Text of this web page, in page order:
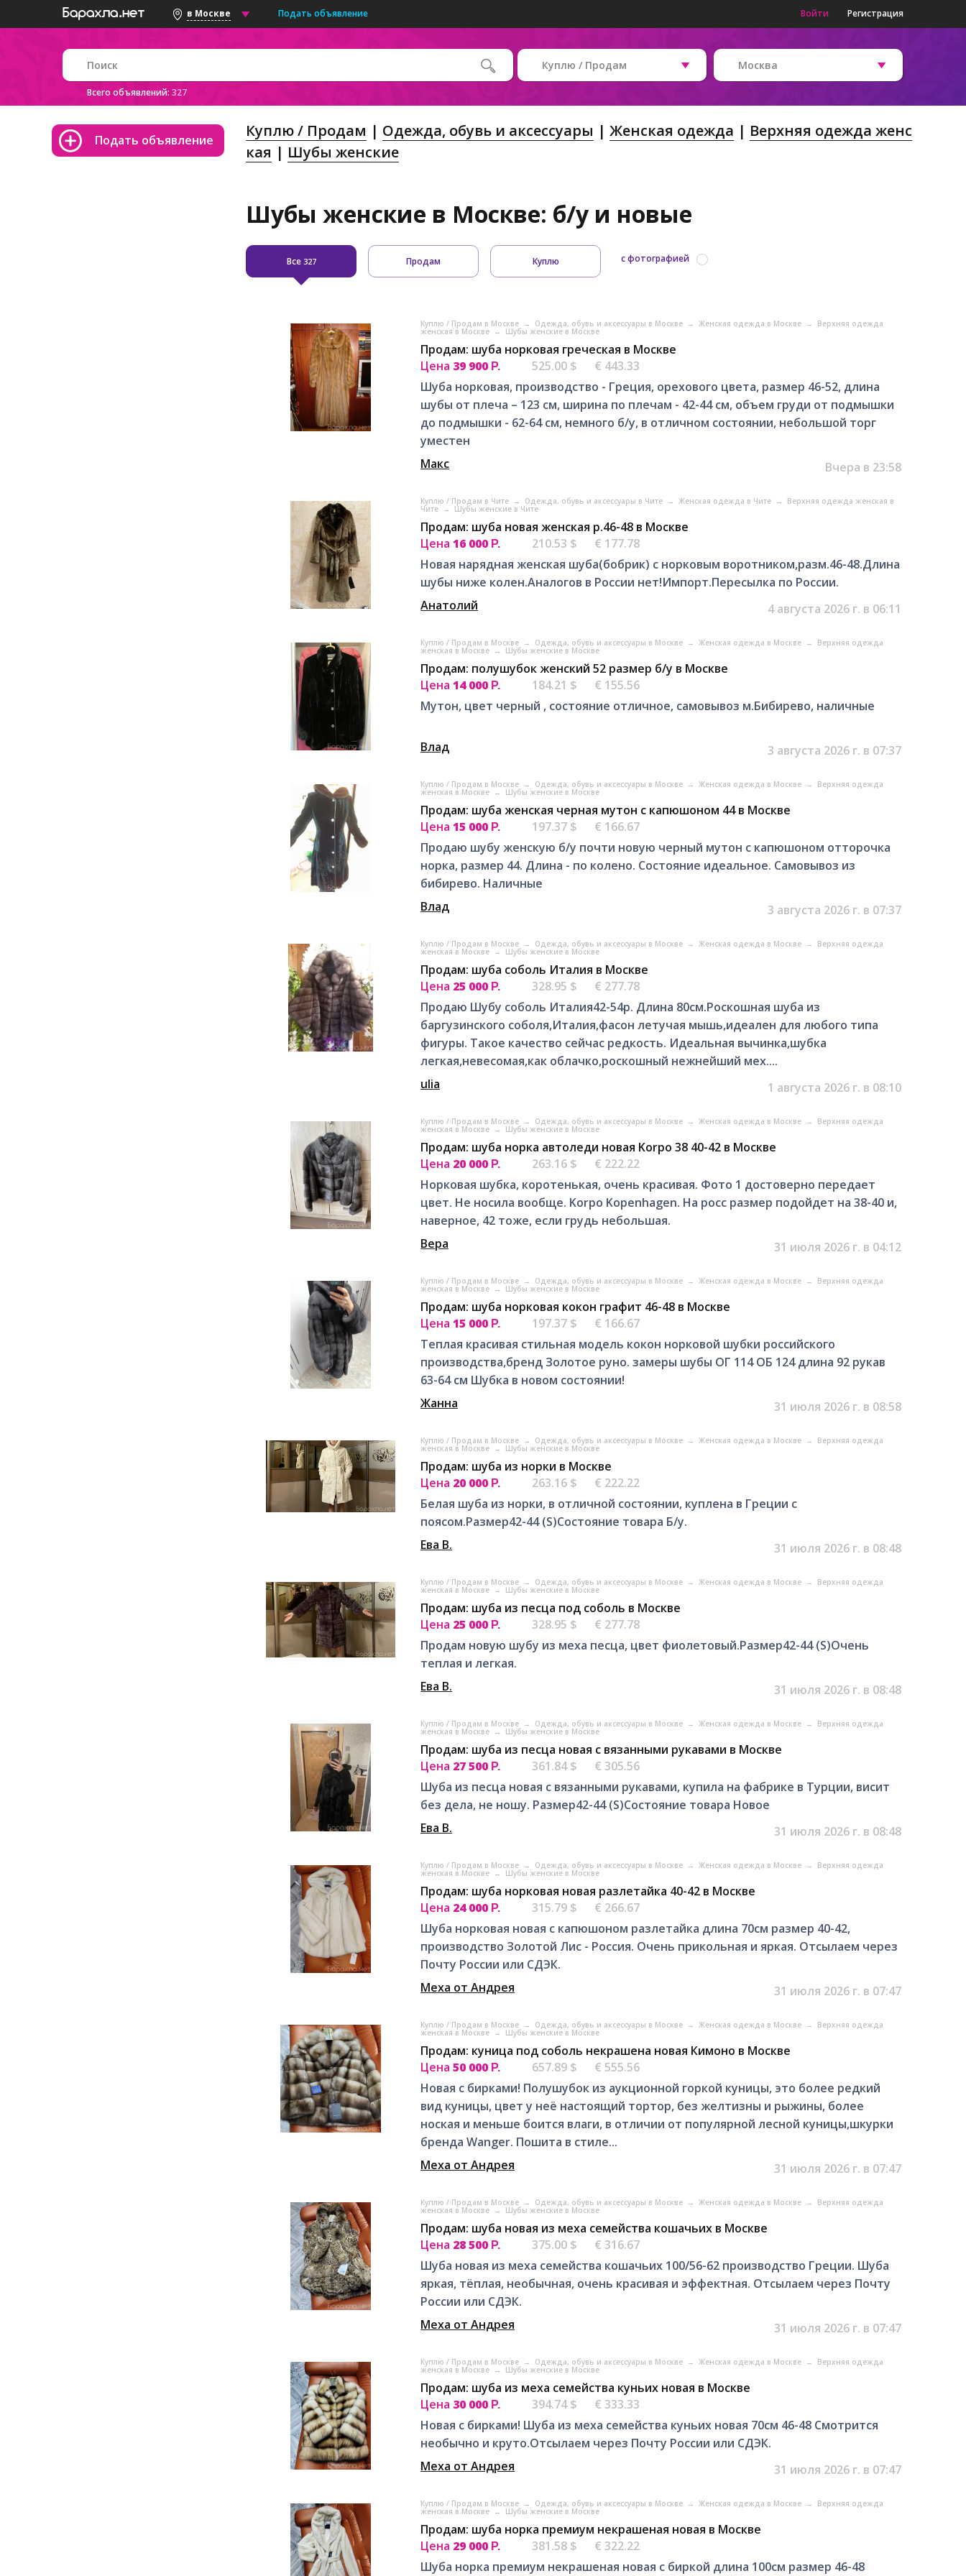
в Москве Подать объявление Войти Регистрация
Всего объявлений: 327
Куплю / Продам Москва
Подать объявление Куплю / Продам Одежда, обувь и аксессуары Женская одежда
Верхняя одежда женс
кая
Шубы женские
Шубы женские в Москве: б/у и новые
Все 327 Продам Куплю с фотографией
Куплю / Продам в Москве → Одежда, обувь и аксессуары в Москве → Женская одежда в Москве → Верхняя одежда
женская в Москве → Шубы женские в Москве
Продам: шуба норковая греческая в Москве
Цена 39 900 Р. 525.00 $
€ 443.33
Шуба норковая, производство - Греция, орехового цвета, размер 46-52, длина
шубы от плеча – 123 см, ширина по плечам - 42-44 см, объем груди от подмышки
до подмышки - 62-64 см, немного б/у, в отличном состоянии, небольшой торг
уместен
Макс
Вчера в 23:58
Куплю / Продам в Чите → Одежда, обувь и аксессуары в Чите → Женская одежда в Чите → Верхняя одежда женская в
Чите → Шубы женские в Чите
Продам: шуба новая женская р.46-48 в Москве
Цена 16 000 Р. 210.53 $
€ 177.78
Новая нарядная женская шуба(бобрик) с норковым воротником,разм.46-48.Длина
шубы ниже колен.Аналогов в России нет!Импорт.Пересылка по России.
Анатолий
4 августа 2026 г. в 06:11
Куплю / Продам в Москве → Одежда, обувь и аксессуары в Москве → Женская одежда в Москве → Верхняя одежда
женская в Москве → Шубы женские в Москве
Продам: полушубок женский 52 размер б/у в Москве
Цена 14 000 Р. 184.21 $
€ 155.56
Мутон, цвет черный , состояние отличное, самовывоз м.Бибирево, наличные
Влад 3 августа 2026 г. в 07:37
Куплю / Продам в Москве → Одежда, обувь и аксессуары в Москве → Женская одежда в Москве → Верхняя одежда
женская в Москве → Шубы женские в Москве
Продам: шуба женская черная мутон с капюшоном 44 в Москве
Цена 15 000 Р. 197.37 $
€ 166.67
Продаю шубу женскую б/у почти новую черный мутон с капюшоном отторочка
норка, размер 44. Длина - по колено. Состояние идеальное. Самовывоз из
бибирево. Наличные
Влад
3 августа 2026 г. в 07:37
Куплю / Продам в Москве → Одежда, обувь и аксессуары в Москве → Женская одежда в Москве → Верхняя одежда
женская в Москве → Шубы женские в Москве
Продам: шуба соболь Италия в Москве
Цена 25 000 Р. 328.95 $
€ 277.78
Продаю Шубу соболь Италия42-54р. Длина 80см.Роскошная шуба из
баргузинского соболя,Италия,фасон летучая мышь,идеален для любого типа
фигуры. Такое качество сейчас редкость. Идеальная вычинка,шубка
легкая,невесомая,как облачко,роскошный нежнейший мех....
ulia
1 августа 2026 г. в 08:10
Куплю / Продам в Москве → Одежда, обувь и аксессуары в Москве → Женская одежда в Москве → Верхняя одежда
женская в Москве → Шубы женские в Москве
Продам: шуба норка автоледи новая Korpo 38 40-42 в Москве
Цена 20 000 Р. 263.16 $
€ 222.22
Норковая шубка, коротенькая, очень красивая. Фото 1 достоверно передает
цвет. Не носила вообще. Korpo Kopenhagen. На росс размер подойдет на 38-40 и,
наверное, 42 тоже, если грудь небольшая.
Вера
31 июля 2026 г. в 04:12
Куплю / Продам в Москве → Одежда, обувь и аксессуары в Москве → Женская одежда в Москве → Верхняя одежда
женская в Москве → Шубы женские в Москве
Продам: шуба норковая кокон графит 46-48 в Москве
Цена 15 000 Р. 197.37 $
€ 166.67
Теплая красивая стильная модель кокон норковой шубки российского
производства,бренд Золотое руно. замеры шубы ОГ 114 ОБ 124 длина 92 рукав
63-64 см Шубка в новом состоянии!
Жанна
31 июля 2026 г. в 08:58
Куплю / Продам в Москве → Одежда, обувь и аксессуары в Москве → Женская одежда в Москве → Верхняя одежда
женская в Москве → Шубы женские в Москве
Продам: шуба из норки в Москве
Цена 20 000 Р. 263.16 $
€ 222.22
Белая шуба из норки, в отличной состоянии, куплена в Греции с
поясом.Размер42-44 (S)Состояние товара Б/у.
Ева В.
31 июля 2026 г. в 08:48
Куплю / Продам в Москве → Одежда, обувь и аксессуары в Москве → Женская одежда в Москве → Верхняя одежда
женская в Москве → Шубы женские в Москве
Продам: шуба из песца под соболь в Москве
Цена 25 000 Р. 328.95 $
€ 277.78
Продам новую шубу из меха песца, цвет фиолетовый.Размер42-44 (S)Очень
теплая и легкая.
Ева В.
31 июля 2026 г. в 08:48
Куплю / Продам в Москве → Одежда, обувь и аксессуары в Москве → Женская одежда в Москве → Верхняя одежда
женская в Москве → Шубы женские в Москве
Продам: шуба из песца новая с вязанными рукавами в Москве
Цена 27 500 Р. 361.84 $
€ 305.56
Шуба из песца новая с вязанными рукавами, купила на фабрике в Турции, висит
без дела, не ношу. Размер42-44 (S)Состояние товара Новое
Ева В.
31 июля 2026 г. в 08:48
Куплю / Продам в Москве → Одежда, обувь и аксессуары в Москве → Женская одежда в Москве → Верхняя одежда
женская в Москве → Шубы женские в Москве
Продам: шуба норковая новая разлетайка 40-42 в Москве
Цена 24 000 Р. 315.79 $
€ 266.67
Шуба норковая новая с капюшоном разлетайка длина 70см размер 40-42,
производство Золотой Лис - Россия. Очень прикольная и яркая. Отсылаем через
Почту России или СДЭК.
Меха от Андрея
31 июля 2026 г. в 07:47
Куплю / Продам в Москве → Одежда, обувь и аксессуары в Москве → Женская одежда в Москве → Верхняя одежда
женская в Москве → Шубы женские в Москве
Продам: куница под соболь некрашена новая Кимоно в Москве
Цена 50 000 Р. 657.89 $
€ 555.56
Новая с бирками! Полушубок из аукционной горкой куницы, это более редкий
вид куницы, цвет у неё настоящий тортор, без желтизны и рыжины, более
ноская и меньше боится влаги, в отличии от популярной лесной куницы,шкурки
бренда Wanger. Пошита в стиле...
Меха от Андрея
31 июля 2026 г. в 07:47
Куплю / Продам в Москве → Одежда, обувь и аксессуары в Москве → Женская одежда в Москве → Верхняя одежда
женская в Москве → Шубы женские в Москве
Продам: шуба новая из меха семейства кошачьих в Москве
Цена 28 500 Р. 375.00 $
€ 316.67
Шуба новая из меха семейства кошачьих 100/56-62 производство Греции. Шуба
яркая, тёплая, необычная, очень красивая и эффектная. Отсылаем через Почту
России или СДЭК.
Меха от Андрея
31 июля 2026 г. в 07:47
Куплю / Продам в Москве → Одежда, обувь и аксессуары в Москве → Женская одежда в Москве → Верхняя одежда
женская в Москве → Шубы женские в Москве
Продам: шуба из меха семейства куньих новая в Москве
Цена 30 000 Р. 394.74 $
€ 333.33
Новая с бирками! Шуба из меха семейства куньих новая 70см 46-48 Смотрится
необычно и круто.Отсылаем через Почту России или СДЭК.
Меха от Андрея
31 июля 2026 г. в 07:47
Куплю / Продам в Москве → Одежда, обувь и аксессуары в Москве → Женская одежда в Москве → Верхняя одежда
женская в Москве → Шубы женские в Москве
Продам: шуба норка премиум некрашеная новая в Москве
Цена 29 000 Р. 381.58 $
€ 322.22
Шуба норка премиум некрашеная новая с биркой длина 100см размер 46-48